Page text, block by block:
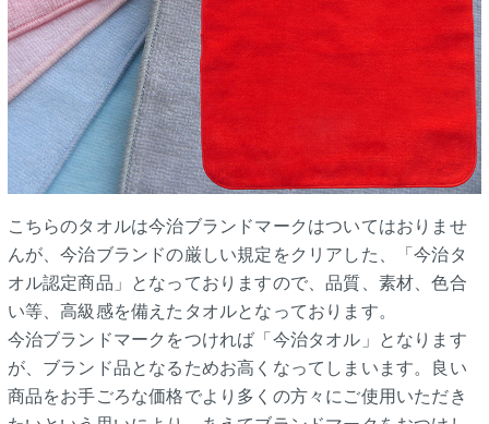
こちらのタオルは今治ブランドマークはついてはおりませ
んが、今治ブランドの厳しい規定をクリアした、「今治タ
オル認定商品」となっておりますので、品質、素材、色合
い等、高級感を備えたタオルとなっております。
今治ブランドマークをつければ「今治タオル」となります
が、ブランド品となるためお高くなってしまいます。良い
商品をお手ごろな価格でより多くの方々にご使用いただき